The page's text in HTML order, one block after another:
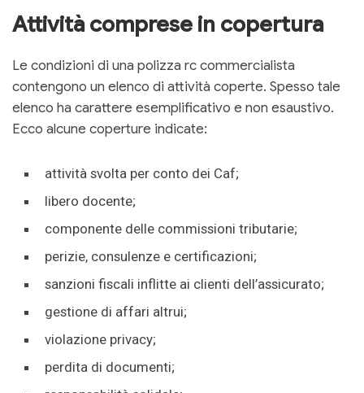
Attività comprese in copertura
Le condizioni di una polizza rc commercialista
contengono un elenco di attività coperte. Spesso tale
elenco ha carattere esemplificativo e non esaustivo.
Ecco alcune coperture indicate:
attività svolta per conto dei Caf;
libero docente;
componente delle commissioni tributarie;
perizie, consulenze e certificazioni;
sanzioni fiscali inflitte ai clienti dell’assicurato;
gestione di affari altrui;
violazione privacy;
perdita di documenti;